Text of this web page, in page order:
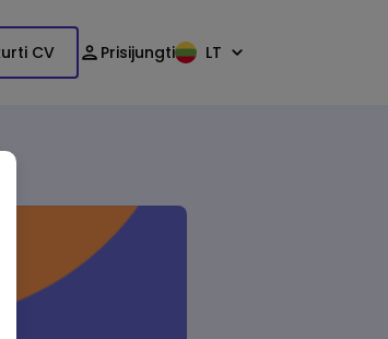
CV Prisijungti LT